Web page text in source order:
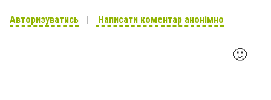
Авторизуватись Написати коментар анонімно
🙂